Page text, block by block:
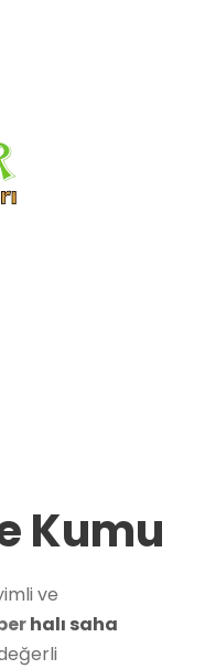
Kumu
ve
halı saha